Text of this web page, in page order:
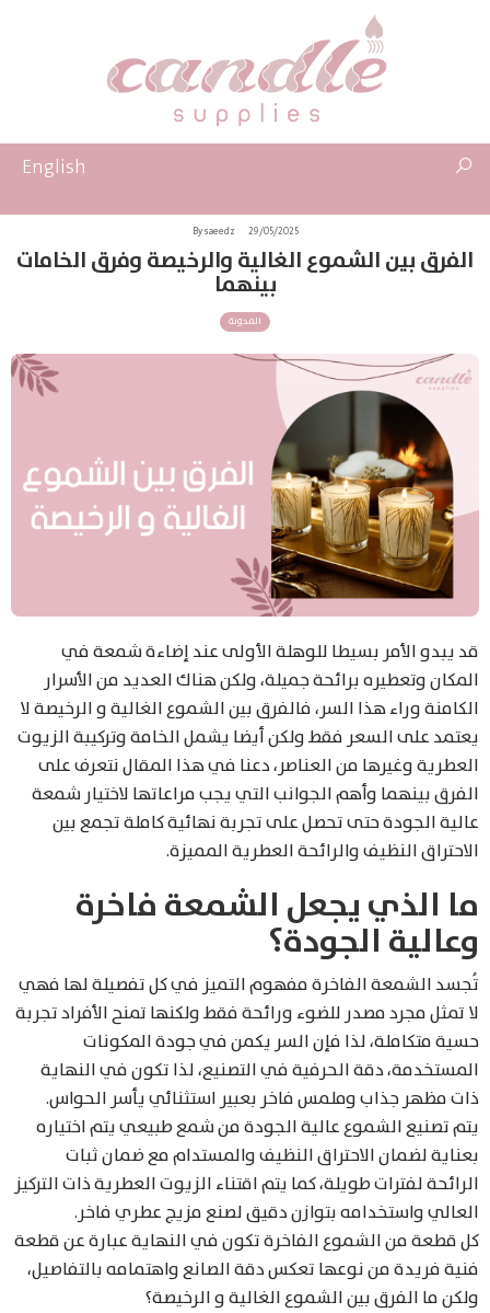
English
29/05/2025
By saeedz
الفرق بين الشموع الغالية والرخيصة وفرق الخامات
بينهما
المدونة
قد يبدو الأمر بسيطا للوهلة الأولى عند إضاءة شمعة في
المكان وتعطيره برائحة جميلة، ولكن هناك العديد من الأسرار
الكامنة وراء هذا السر، فالفرق بين الشموع الغالية و الرخيصة لا
يعتمد على السعر فقط ولكن أيضا يشمل الخامة وتركيبة الزيوت
العطرية وغيرها من العناصر، دعنا في هذا المقال نتعرف على
الفرق بينهما وأهم الجوانب التي يجب مراعاتها لاختيار شمعة
عالية الجودة حتى تحصل على تجربة نهائية كاملة تجمع بين
الاحتراق النظيف والرائحة العطرية المميزة.
ما الذي يجعل الشمعة فاخرة
وعالية الجودة؟
تُجسد الشمعة الفاخرة مفهوم التميز في كل تفصيلة لها فهي
لا تمثل مجرد مصدر للضوء ورائحة فقط ولكنها تمنح الأفراد تجربة
حسية متكاملة، لذا فإن السر يكمن في جودة المكونات
المستخدمة، دقة الحرفية في التصنيع، لذا تكون في النهاية
ذات مظهر جذاب وملمس فاخر بعبير استثنائي يأسر الحواس.
يتم تصنيع الشموع عالية الجودة من شمع طبيعي يتم اختياره
بعناية لضمان الاحتراق النظيف والمستدام مع ضمان ثبات
الرائحة لفترات طويلة، كما يتم اقتناء الزيوت العطرية ذات التركيز
العالي واستخدامه بتوازن دقيق لصنع مزيج عطري فاخر.
كل قطعة من الشموع الفاخرة تكون في النهاية عبارة عن قطعة
فنية فريدة من نوعها تعكس دقة الصانع واهتمامه بالتفاصيل،
ولكن ما الفرق بين الشموع الغالية و الرخيصة؟